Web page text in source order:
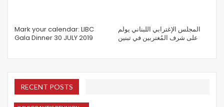
Mark your calendar: LIBC
Gala Dinner 30 JULY 2019
المجلس الإغترابي اللبناني يولم
على شرف المُغتربين في تبنين
RECENT POSTS